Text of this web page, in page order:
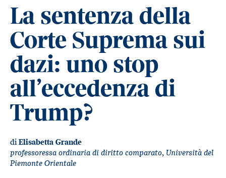
La sentenza della
Corte Suprema sui
dazi: uno stop
all’eccedenza di
Trump?
diElisabetta Grande
professoressa ordinaria di diritto comparato, Università del
Piemonte Orientale